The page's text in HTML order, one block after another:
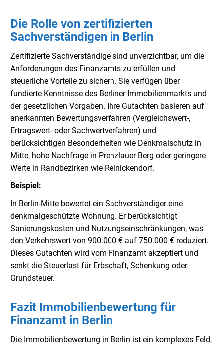
Die Rolle von zertifizierten
Sachverständigen in Berlin
Zertifizierte Sachverständige sind unverzichtbar, um die
Anforderungen des Finanzamts zu erfüllen und
steuerliche Vorteile zu sichern. Sie verfügen über
fundierte Kenntnisse des Berliner Immobilienmarkts und
der gesetzlichen Vorgaben. Ihre Gutachten basieren auf
anerkannten Bewertungsverfahren (Vergleichswert-,
Ertragswert- oder Sachwertverfahren) und
berücksichtigen Besonderheiten wie Denkmalschutz in
Mitte, hohe Nachfrage in Prenzlauer Berg oder geringere
Werte in Randbezirken wie Reinickendorf.
Beispiel:
In Berlin-Mitte bewertet ein Sachverständiger eine
denkmalgeschützte Wohnung. Er berücksichtigt
Sanierungskosten und Nutzungseinschränkungen, was
den Verkehrswert von 900.000 € auf 750.000 € reduziert.
Dieses Gutachten wird vom Finanzamt akzeptiert und
senkt die Steuerlast für Erbschaft, Schenkung oder
Grundsteuer.
Fazit Immobilienbewertung für
Finanzamt in Berlin
Die Immobilienbewertung in Berlin ist ein komplexes Feld,